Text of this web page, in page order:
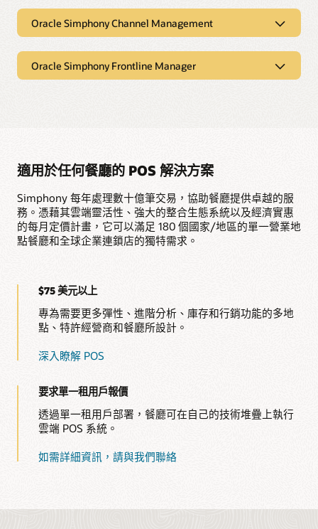
有交易、往返付款資料及相關成本。這意味著餐廳前場經
理和後場團隊在收入、銷售和銀行存款方面全天候保持一
致。
Oracle 的付款處理費是固定的，沒有隱藏服務費。同時，
出食物，Oracle 就不會向您收費。閲讀 Oracle 的新報
告，瞭解更多資訊：
如何讓付款更加輕鬆：透
明定價與確定成本
信用卡手續費多少才算過
高？
更新定價、菜單品項和向上銷售品項，同時降低員工間接成
本。
探索我們的自助服務亭
廚房顯示系統
多管道廚房顯示系統
Simphony 可與 Oracle 廚房顯示系統 (KDS) 搭配使用，以
提升廚房效率、減少錯誤、提高食品品質並最佳化服務速
和第三方外送應用程式。
整合生態系統
Simphony 以安全且開放的 API 為基礎，您可以選擇使用
Microsoft Windows 或 Oracle Linux 作業系統，輕鬆連接
您最愛的線上訂餐平台、外送服務、行動付款處理等。
探索 Oracle 的廚房顯示系統
Oracle Simphony Channel Management
Management
Oracle Simphony Frontline Manager
適用於任何餐廳的 POS 解決方案
Simphony 每年處理數十億筆交易，協助餐廳提供卓越的服
務。憑藉其雲端靈活性、強大的整合生態系統以及經濟實惠
的每月定價計畫，它可以滿足 180 個國家/地區的單一營業地
點餐廳和全球企業連鎖店的獨特需求。
$75 美元以上
專為需要更多彈性、進階分析、庫存和行銷功能的多地
點、特許經營商和餐廳所設計。
深入瞭解 POS
要求單一租用戶報價
透過單一租用戶部署，餐廳可在自己的技術堆疊上執行
雲端 POS 系統。
如需詳細資訊，請與我們聯絡